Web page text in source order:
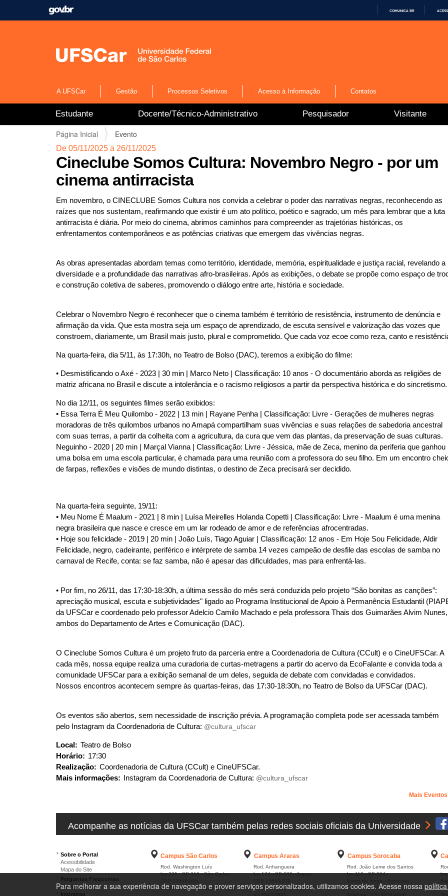
D
COMUNICA BR
Para melhorar a sua experiência de navegação e prover serviços personalizados, utilizamos cookies. Acesse nossa
A UFSCar Gestão Processos Seletivos Acesso à Informação Contatos
v
Estudante Docente/Técnico-Administrativo Pesquisador Visitante
V
o
c
ê
s
á
a
q
u
Página Inicial Evento
De 05/11/2025 a 26/11/2025
Cineclube Somos Cultura: Novembro Negro - por um
cinema antirracista
Em novembro, o CINECLUBE Somos Cultura nos convida a celebrar o poder das narrativas negras, reconhecendo as
raízes que nos sustentam, reafirmando que existir é um ato político, poético e sagrado, um mês para lembrar que a luta
antirracista é diária. Por meio do cinema, abrimos caminhos para compreender as trajetórias históricas, os
enfrentamentos contemporâneos e as potências criativas que emergem das vivências negras.
As obras apresentadas abordam temas como território, identidade, memória, espiritualidade e justiça racial, revelando a
diversidade e a profundidade das narrativas afro-brasileiras. Após as exibições, o debate se propõe como espaço de
e construção coletiva de saberes, promovendo o diálogo entre arte, história e sociedade.
Celebrar o Novembro Negro é reconhecer que o cinema também é território de resistência, instrumento de denúncia e
afirmação da vida. Que esta mostra seja um espaço de aprendizado, de escuta sensível e valorização das vozes que
constroem, diariamente, um Brasil mais justo, plural e comprometido. Que cada voz ecoe como reza, canto e
Na quarta-feira, dia 5/11, às 17:30h, no Teatro de Bolso (DAC), teremos a exibição do filme:
• Desmistificando o Axé - 2023 | 30 min | Marco Neto | Classificação: 10 anos - O documentário aborda as religiões de
matriz africana no Brasil e discute a intolerância e o racismo religiosos a partir da perspectiva histórica e do sincretismo.
No dia 12/11, os seguintes filmes serão exibidos:
• Essa Terra É Meu Quilombo - 2022 | 13 min | Rayane Penha | Classificação: Livre - Gerações de mulheres negras
moradoras de três quilombos urbanos no Amapá compartilham suas vivências e suas relações de sabedoria ancestral
com suas terras, a partir da colheita com a agricultura, da cura que vem das plantas, da preservação de suas culturas.
Neguinho - 2020 | 20 min | Marçal Vianna | Classificação: Livre - Jéssica, mãe de Zeca, menino da periferia que ganhou
uma bolsa em uma escola particular, é chamada para uma reunião com a professora do seu filho. Em um encontro
de farpas, reflexões e visões de mundo distintas, o destino de Zeca precisará ser decidido.
Na quarta-feira seguinte, 19/11:
• Meu Nome É Maalum - 2021 | 8 min | Luísa Meirelles Holanda Copetti | Classificação: Livre - Maalum é uma menina
negra brasileira que nasce e cresce em um lar rodeado de amor e de referências afrocentradas.
• Hoje sou felicidade - 2019 | 20 min | João Luís, Tiago Aguiar | Classificação: 12 anos - Em Hoje Sou Felicidade, Aldir
Felicidade, negro, cadeirante, periférico e intérprete de samba 14 vezes campeão de desfile das escolas de samba no
carnaval de Recife, conta: se faz samba, não é apesar das dificuldades, mas para enfrentá-las.
• Por fim, no 26/11, das 17:30-18:30h, a última sessão do mês será conduzida pelo projeto “São bonitas as canções”:
apreciação musical, escuta e subjetividades" ligado ao Programa Institucional de Apoio à Permanência Estudantil
da UFSCar e coordenado pelo professor Adelcio Camilo Machado e pela professora Thais dos Guimarães Alvim Nunes,
ambos do Departamento de Artes e Comunicação (DAC).
O Cineclube Somos Cultura é um projeto fruto da parceria entre a Coordenadoria de Cultura (CCult) e o CineUFSCar. A
cada mês, nossa equipe realiza uma curadoria de curtas-metragens a partir do acervo da EcoFalante e convida toda a
comunidade UFSCar para a exibição semanal de um deles, seguida de debate com convidadas e convidados.
Nossos encontros acontecem sempre às quartas-feiras, das 17:30-18:30h, no Teatro de Bolso da UFSCar (DAC).
Os eventos são abertos, sem necessidade de inscrição prévia. A programação completa pode ser acessada também
pelo Instagram da Coordenadoria de Cultura: @cultura_ufscar
Local: Teatro de Bolso
Horário: 17:30
Realização: Coordenadoria de Cultura (CCult) e CineUFSCar.
Mais informações:
Instagram da Coordenadoria de Cultura: @cultura_ufscar
Mais
Acompanhe as notícias da UFSCar também pelas redes sociais oficiais da Universidade
Sobre o Portal
Acessibilidade
Mapa do Site
Perguntas Frequentes
Ouvidoria
Imprensa
Campus São Carlos
Rod. Washington Luís
km 235 - SP-310 - São Carlos
Telefone: (16) 3351-8111
Campus Araras
Rod. Anhanguera
km 174 - SP-330 - Araras
Telefone: (19) 3543-2600
Campus Sorocaba
Rod. João Leme dos Santos
km 110 - SP-264
CEP 18052-780
km